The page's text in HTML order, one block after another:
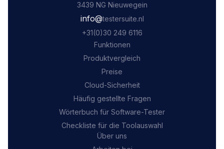
3439 NG Nieuwegein
‍info@testersuite.nl
‍+31 (0)30 249 6116
Funktionen
Produktvergleich
Preise
Cloud-Sicherheit
Häufig gestellte Fragen
Wörterbuch für Software-Tester
Checkliste für die Toolauswahl
Über uns